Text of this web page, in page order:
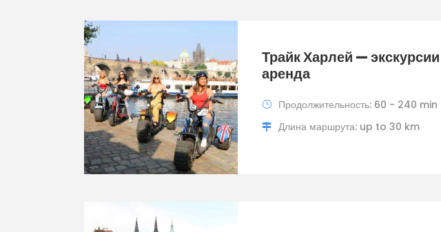
Трайк Харлей —
аренда
Продолжительность: 60 - 240 min
Длина маршрута: up to 30 km